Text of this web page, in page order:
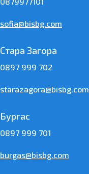
sofia@bisbg.com
Стара Загора
0897 999 702
starazagora@bisbg.com
Бургас
0897 999 701
burgas@bisbg.com